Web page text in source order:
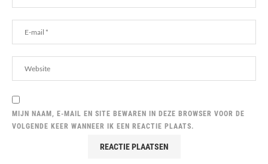
MIJN NAAM, E-MAIL EN SITE BEWAREN IN DEZE BROWSER VOOR DE
VOLGENDE KEER WANNEER IK EEN REACTIE PLAATS.